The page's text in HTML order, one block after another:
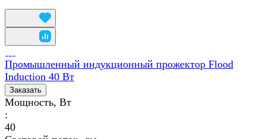
Промышленный индукционный прожектор Flood
Induction 40 Вт
Заказать
Мощность, Вт
:
40